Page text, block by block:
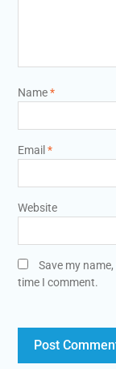
Name*
Email *
Website
Save my
time I comment.